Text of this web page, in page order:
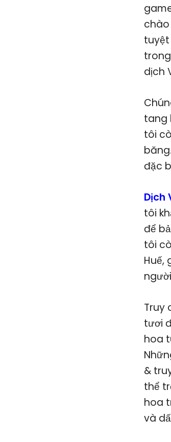
tuyệt
dịch
tang
tôi
đặc
Dịch
tôi
để
tôi
Huế,
Truy
tươi
hoa
&
thể
hoa
và